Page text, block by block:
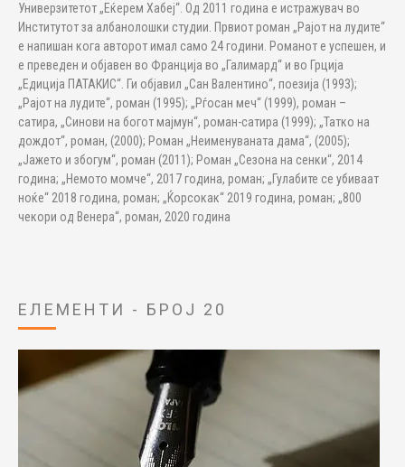
Универзитетот „Еќерем Хабеј“. Од 2011 година е истражувач во
Институтот за албанолошки студии. Првиот роман „Рајот на лудите“
е напишан кога авторот имал само 24 години. Романот е успешен, и
е преведен и објавен во Франција во „Галимард“ и во Грција
„Едиција ПАТАКИС“. Ги објавил „Сан Валентино“, поезија (1993);
„Рајот на лудите“, роман (1995); „Рѓосан меч“ (1999), роман –
сатира, „Синови на богот мајмун“, роман-сатира (1999); „Татко на
дождот“, роман, (2000); Роман „Неименуваната дама“, (2005);
„Јажето и збогум“, роман (2011); Роман „Сезона на сенки“, 2014
година; „Немото момче“, 2017 година, роман; „Гулабите се убиваат
ноќе“ 2018 година, роман; „Ќорсокак“ 2019 година, роман; „800
чекори од Венера“, роман, 2020 година
ЕЛЕМЕНТИ - БРОЈ 20